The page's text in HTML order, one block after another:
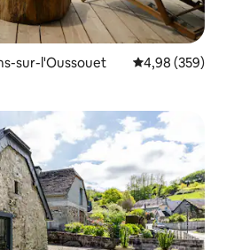
sur-l'Oussouet Средна
4,98 (359)